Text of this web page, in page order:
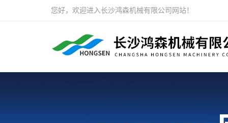
您好，欢迎进入长沙鸿森机械有限公司网站！